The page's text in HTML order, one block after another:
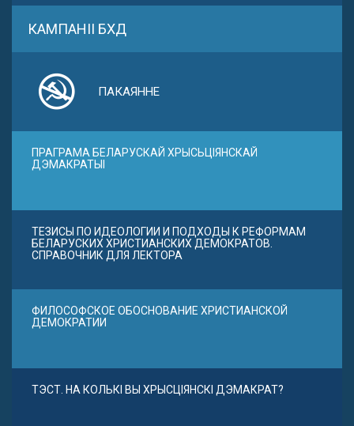
КАМПАНІІ БХД
ПАКАЯННЕ
ПРАГРАМА БЕЛАРУСКАЙ ХРЫСЬЦІЯНСКАЙ
ДЭМАКРАТЫІ
ТЕЗИСЫ ПО ИДЕОЛОГИИ И ПОДХОДЫ К РЕФОРМАМ
БЕЛАРУСКИХ ХРИСТИАНСКИХ ДЕМОКРАТОВ.
СПРАВОЧНИК ДЛЯ ЛЕКТОРА
ФИЛОСОФСКОЕ ОБОСНОВАНИЕ ХРИСТИАНСКОЙ
ДЕМОКРАТИИ
ТЭСТ. НА КОЛЬКІ ВЫ ХРЫСЦІЯНСКІ ДЭМАКРАТ?